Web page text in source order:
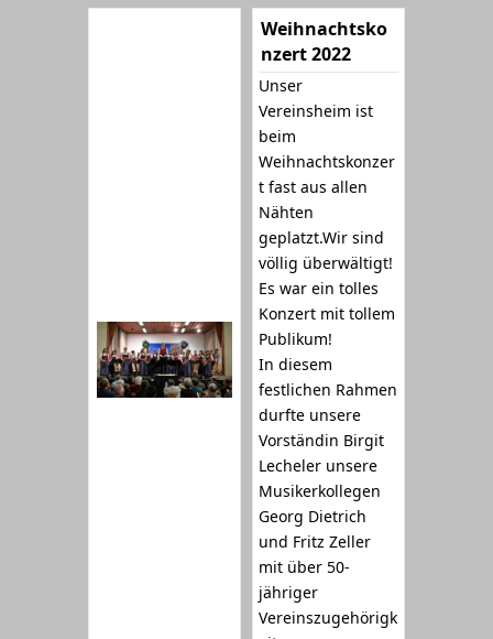
Weihnachtsko
nzert 2022
Unser
Vereinsheim ist
beim
Weihnachtskonzer
t fast aus allen
Nähten
geplatzt.Wir sind
völlig überwältigt!
Es war ein tolles
Konzert mit tollem
Publikum!
In diesem
festlichen Rahmen
durfte unsere
Vorständin Birgit
Lecheler unsere
Musikerkollegen
Georg Dietrich
und Fritz Zeller
mit über 50-
jähriger
Vereinszugehörigk